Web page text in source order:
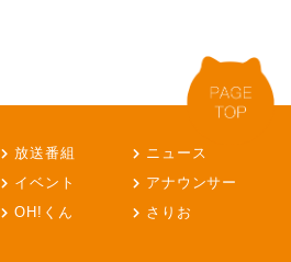
放送番組
ニュース
イベント
アナウンサー
OH!くん さりお